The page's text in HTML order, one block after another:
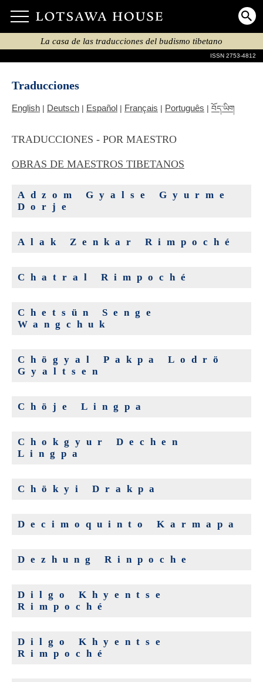
La casa de las traducciones del budismo tibetano
ISSN 2753-4812
Traducciones
English | Deutsch | Español | Français | Português | བོད་ཡིག
TRADUCCIONES - POR MAESTRO
OBRAS DE MAESTROS TIBETANOS
Adzom Gyalse Gyurme
Dorje
Alak Zenkar Rimpoché
Chatral Rimpoché
Chetsün Senge
Wangchuk
Chögyal Pakpa Lodrö
Gyaltsen
Chöje Lingpa
Chokgyur Dechen
Lingpa
Chökyi Drakpa
Decimoquinto Karmapa
Dezhung Rinpoche
Dilgo Khyentse
Rimpoché
Dilgo Khyentse
Rimpoché